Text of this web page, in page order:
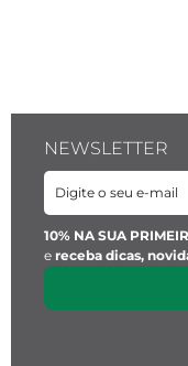
NEWSLETTER
10% NA SUA
e receba dicas,